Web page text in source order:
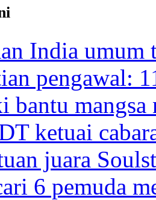
India umum
pengawal:
bantu mangsa
ketuai
juara
6 pemuda